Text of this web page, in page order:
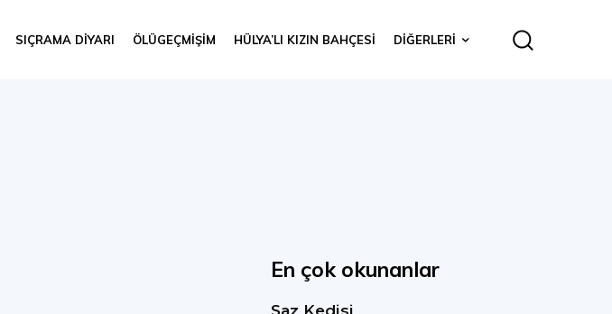
SIÇRAMA DIYARI ÖLÜGEÇMIŞIM HÜLYA’LI KIZIN BAHÇESI DIĞERLERI
En çok okunanlar
Saz Kedisi